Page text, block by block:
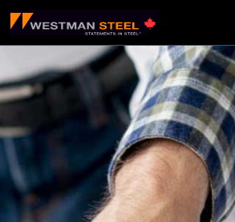
Passer au contenu principal